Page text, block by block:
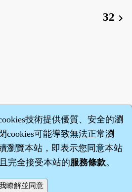
32 chevron_right
沈藥子©2008～2026
技術提供優質、安全的瀏
cookies可能導致無法正常瀏
瀏覽本站，即表示您同意本站
完全接受本站的服務條款。